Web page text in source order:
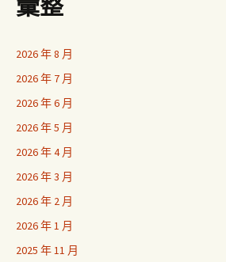
彙整
2026 年 8 月
2026 年 7 月
2026 年 6 月
2026 年 5 月
2026 年 4 月
2026 年 3 月
2026 年 2 月
2026 年 1 月
2025 年 11 月